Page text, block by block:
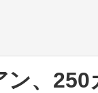
ン、